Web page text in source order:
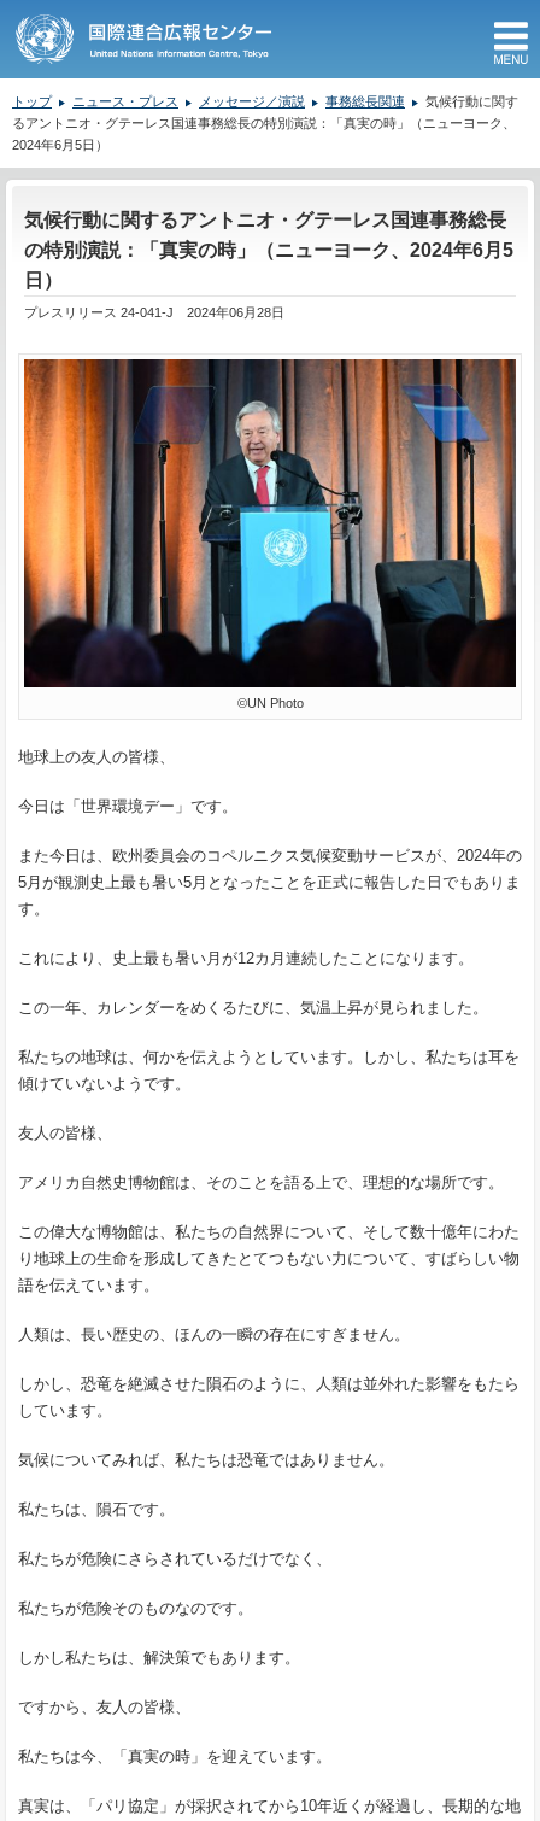
トップ ニュース・プレス メッセージ／演説 事務総長関連
気候行動に関す
るアントニオ・グテーレス国連事務総長の特別演説：「真実の時」（ニューヨーク、
2024年6月5日）
気候行動に関するアントニオ・グテーレス国連事務総長
の特別演説：「真実の時」（ニューヨーク、2024年6月5
日）
プレスリリース 24-041-J 2024年06月28日
©UN Photo
地球上の友人の皆様、
今日は「世界環境デー」です。
また今日は、欧州委員会のコペルニクス気候変動サービスが、2024年の
5月が観測史上最も暑い5月となったことを正式に報告した日でもありま
す。
これにより、史上最も暑い月が12カ月連続したことになります。
この一年、カレンダーをめくるたびに、気温上昇が見られました。
私たちの地球は、何かを伝えようとしています。しかし、私たちは耳を
傾けていないようです。
友人の皆様、
アメリカ自然史博物館は、そのことを語る上で、理想的な場所です。
この偉大な博物館は、私たちの自然界について、そして数十億年にわた
り地球上の生命を形成してきたとてつもない力について、すばらしい物
語を伝えています。
人類は、長い歴史の、ほんの一瞬の存在にすぎません。
しかし、恐竜を絶滅させた隕石のように、人類は並外れた影響をもたら
しています。
気候についてみれば、私たちは恐竜ではありません。
私たちは、隕石です。
私たちが危険にさらされているだけでなく、
私たちが危険そのものなのです。
しかし私たちは、解決策でもあります。
ですから、友人の皆様、
私たちは今、「真実の時」を迎えています。
真実は、「パリ協定」が採択されてから10年近くが経過し、長期的な地